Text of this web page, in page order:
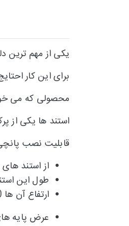
یکی از مهم ترین
برای این کار
محصولی که می
استند ها یکی از
قابلیت نصب پانچی از
از استند
طول این استندها 50 سانتی
ارتفاع آن ها 180 سانتی متر می باشد.
عرض پایه های آن 40 سانتی